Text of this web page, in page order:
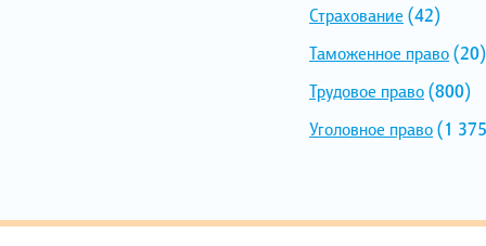
Страхование (42)
Таможенное право(20)
Трудовое право(800)
Уголовное право(1